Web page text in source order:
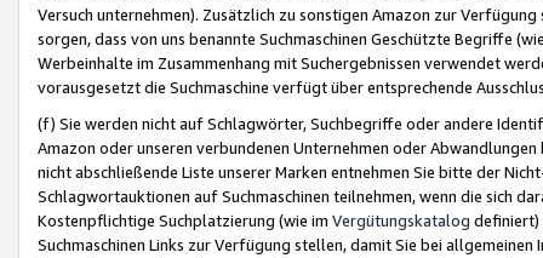
Versuch unternehmen). Zusätzlich zu sonstigen Amazon zur
sorgen, dass von uns benannte Suchmaschinen Geschützte Begriffe
Werbeinhalte im Zusammenhang mit Suchergebnissen verwendet
vorausgesetzt die Suchmaschine verfügt über entsprechende
(f) Sie werden nicht auf Schlagwörter, Suchbegriffe oder andere
Amazon oder unseren verbundenen Unternehmen oder
nicht abschließende Liste unserer Marken entnehmen Sie bitte der
Schlagwortauktionen auf Suchmaschinen teilnehmen, wenn die sich
Kostenpflichtige Suchplatzierung (wie im Vergütungskatalog definiert)
Suchmaschinen Links zur Verfügung stellen, damit Sie bei